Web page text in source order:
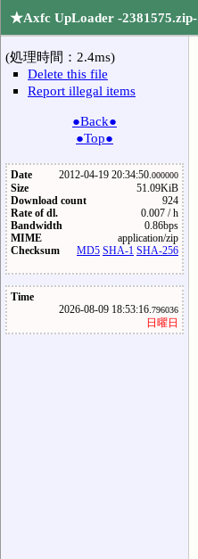
★Axfc UpLoader -2381575.zip-
(処理時間：2.4ms)
Delete this file
Report illegal items
●Back●
●Top●
Date 2012-04-19 20:34:50.000000
Size
51.09KiB
Download count
924
Rate of dl.
0.007 / h
Bandwidth
0.86bps
MIME
application/zip
Checksum
MD5 SHA-1 SHA-256
Time
2026-08-09 18:53:16.796036
日曜日